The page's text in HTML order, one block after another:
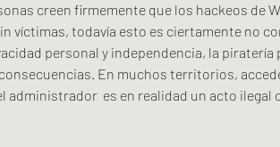
creen firmemente que los hackeos de
víctimas, todavía esto es ciertamente no
personal y independencia, la piratería
En muchos territorios,
administrador  es en realidad un acto ilegal